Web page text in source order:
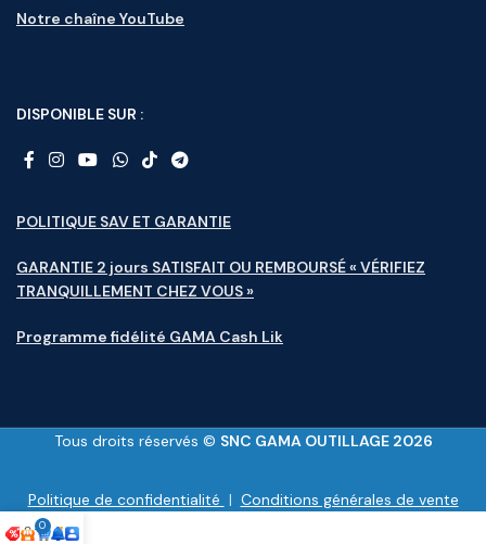
Notre chaîne YouTube
DISPONIBLE SUR :
POLITIQUE SAV ET GARANTIE
GARANTIE 2 jours SATISFAIT OU REMBOURSÉ « VÉRIFIEZ
TRANQUILLEMENT CHEZ VOUS »
Programme fidélité GAMA Cash Lik
Tous droits réservés © SNC GAMA OUTILLAGE 2026
Politique de confidentialité | Conditions générales de vente
0